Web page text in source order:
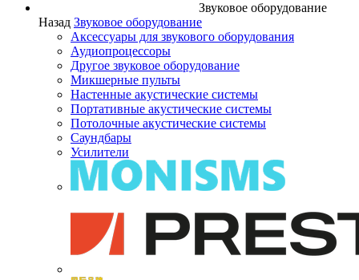
Звуковое оборудование
Назад Звуковое оборудование
Аксессуары для звукового оборудования
Аудиопроцессоры
Другое звуковое оборудование
Микшерные пульты
Настенные акустические системы
Портативные акустические системы
Потолочные акустические системы
Саундбары
Усилители